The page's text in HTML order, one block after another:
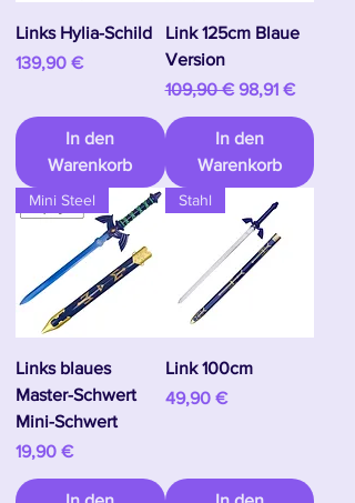
Links Hylia-Schild
Preis
139,90 €
In den
Warenkorb
Link 125cm Blaue
Version
Standardpreis
109,90 € Sale-Preis
98,91 €
In den
Warenkorb
Mini Steel
Links blaues
Master-Schwert
Mini-Schwert
Preis
19,90 €
Stahl
Link 100cm
Preis
49,90 €